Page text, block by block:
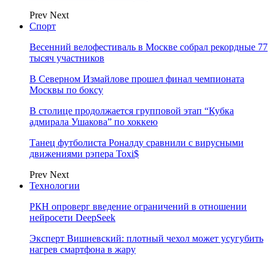
Prev Next
Спорт
Весенний велофестиваль в Москве собрал рекордные 77
тысяч участников
В Северном Измайлове прошел финал чемпионата
Москвы по боксу
В столице продолжается групповой этап “Кубка
адмирала Ушакова” по хоккею
Танец футболиста Роналду сравнили с вирусными
движениями рэпера Toxi$
Prev Next
Технологии
РКН опроверг введение ограничений в отношении
нейросети DeepSeek
Эксперт Вишневский: плотный чехол может усугубить
нагрев смартфона в жару